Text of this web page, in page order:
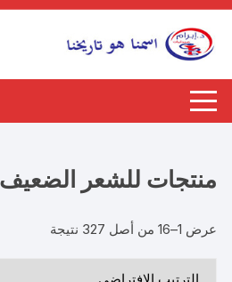
التجاوز
المحتوى
منتجات للشعر
عرض 1–16 من أصل 327 نتيجة